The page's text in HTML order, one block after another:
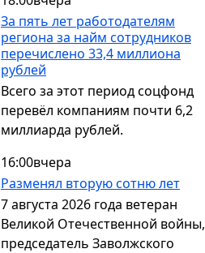
За пять лет работодателям
региона за найм сотрудников
перечислено 33,4 миллиона
рублей
Всего за этот период соцфонд
перевёл компаниям почти 6,2
миллиарда рублей.
16:00вчера
Разменял вторую сотню лет
7 августа 2026 года ветеран
Великой Отечественной войны,
председатель Заволжского